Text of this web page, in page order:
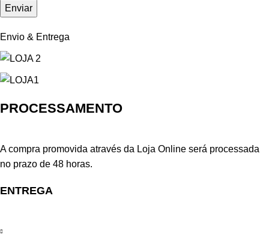
Envio & Entrega
PROCESSAMENTO
A compra promovida através da Loja Online será processada
no prazo de 48 horas.
ENTREGA